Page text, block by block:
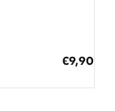
€9,90